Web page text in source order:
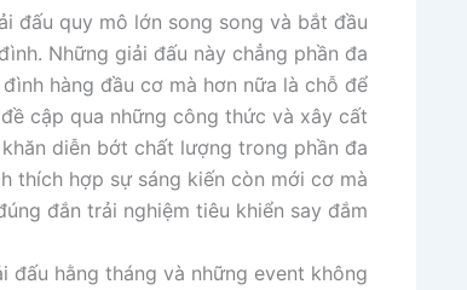
đấu quy mô lớn song song và bắt đầu
Những giải đấu này chẳng phần đa
hàng đầu cơ mà hơn nữa là chỗ để
cập qua những công thức và xây cất
diễn bớt chất lượng trong phần đa
thích hợp sự sáng kiến còn mới cơ mà
đắn trải nghiệm tiêu khiển say đắm.
đấu hằng tháng và những event không